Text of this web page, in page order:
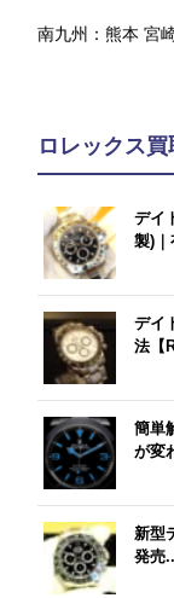
南九州：熊本 宮
ロレックス
デイ
製)
デイ
法【
簡単
が変
新型
発売